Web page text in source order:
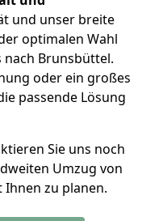
und unser breite
optimalen Wahl
Brunsbüttel.
oder ein großes
passende Lösung
Sie uns noch
Umzug von
zu planen.